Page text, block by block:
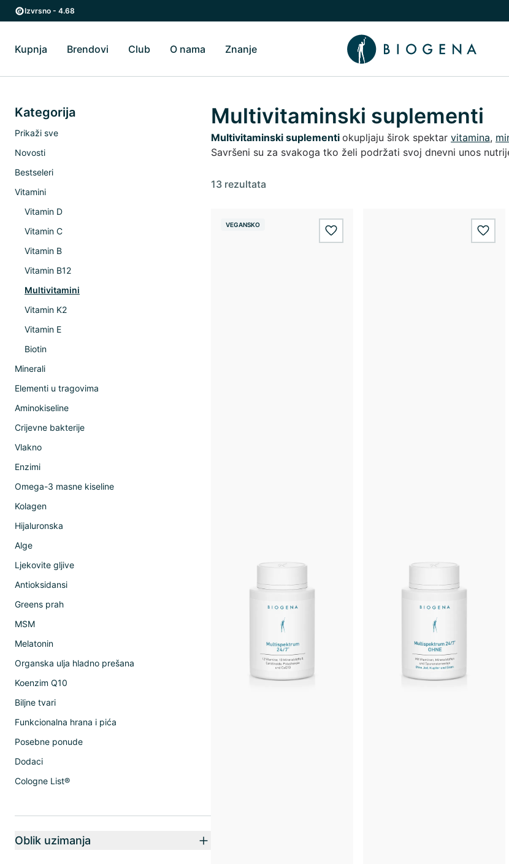
Preskoči na glavni sadržaj
Preskoči na glavnu navigaciju
Izvrsno - 4.68
Kupnja Uključi/isključi Kupnja podizbornik
Brendovi Uključi/isključi Brendovi podizbornik
Club O nama Uključi/isključi O nama podizbornik
Znanje Uključi/isključi Znanje podizbornik
Multivitaminski suplementi
Multivitaminski suplementi okupljaju širok spektar vitamina,
Savršeni su za svakoga tko želi podržati svoj dnevni unos
13 rezultata
VEGANSKO
wishlist.add
Kategorija
Prikaži sve
Novosti
Bestseleri
Vitamini
Vitamin D
Vitamin C
Vitamin B
Vitamin B12
Multivitamini
Vitamin K2
Vitamin E
Biotin
Minerali
Elementi u tragovima
Aminokiseline
Crijevne bakterije
Vlakno
Enzimi
Omega-3 masne kiseline
Kolagen
Hijaluronska
Alge
Ljekovite gljive
Antioksidansi
Greens prah
MSM
Melatonin
Organska ulja hladno prešana
Koenzim Q10
Biljne tvari
Funkcionalna hrana i pića
Posebne ponude
Dodaci
Cologne List®
Oblik uzimanja